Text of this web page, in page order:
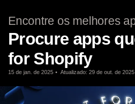
Encontre os melhores
Procure apps
for Shopify
15 de jan. de 2025 Atualizado: 29 de out. de 2025